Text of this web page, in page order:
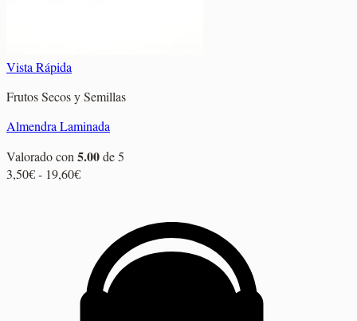
Vista Rápida
Frutos Secos y Semillas
Almendra Laminada
Valorado con 5.00de 5
3,50€- 19,60€Rango
hasta
19,60€